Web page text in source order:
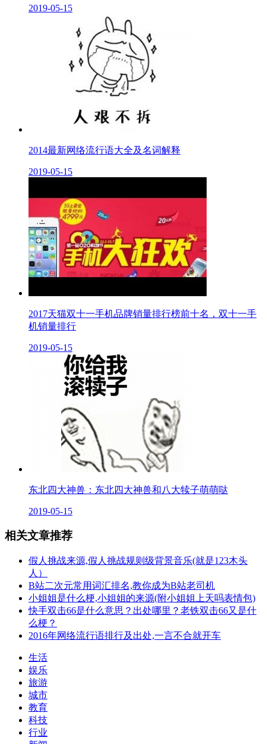
2019-05-15
2014最新网络流行语大全及名词解释
2019-05-15
2017天猫双十一手机品牌销量排行榜前十名，双十一手
机销量排行
2019-05-15
东北四大神兽：东北四大神兽和八大犊子萌萌哒
2019-05-15
相关文章推荐
假人挑战来源,假人挑战规则级背景音乐(就是123木头
人）
B站二次元常用词汇排名,教你成为B站老司机
小姐姐是什么梗,小姐姐的来源(附小姐姐上天吗表情包)
快手双击66是什么意思？出处哪里？老铁双击66又是什
么梗？
2016年网络流行语排行及出处,一言不合就开车
生活
娱乐
旅游
城市
教育
科技
行业